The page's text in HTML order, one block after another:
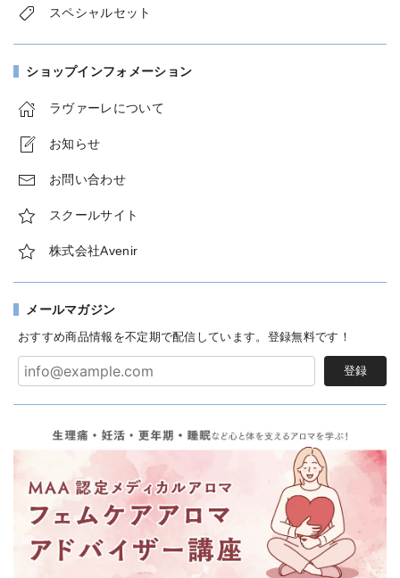
スペシャルセット
ショップインフォメーション
ラヴァーレについて
お知らせ
お問い合わせ
スクールサイト
株式会社Avenir
メールマガジン
おすすめ商品情報を不定期で配信しています。登録無料です！
登録